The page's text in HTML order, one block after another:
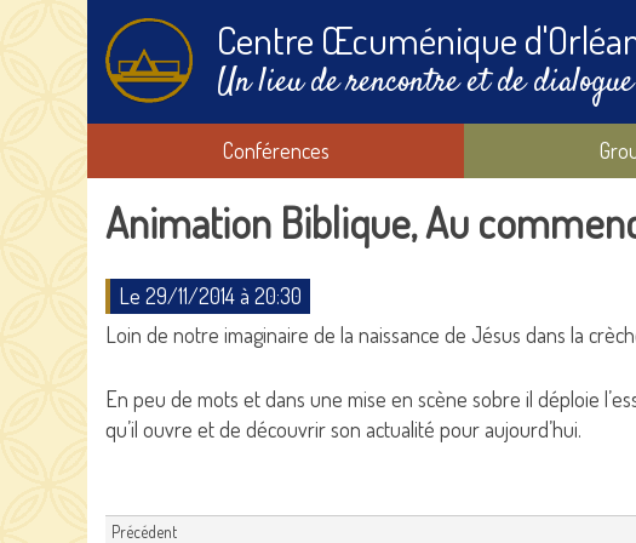
Centre Œcuménique
Un lieu de rencontre et de
Conférences
Animation Biblique, Au
Le 29/11/2014 à 20:30
Loin de notre imaginaire de la naissance de Jésus dans la
En peu de mots et dans une mise en scène sobre il déploie
qu’il ouvre et de découvrir son actualité pour aujourd’hui.
Précédent